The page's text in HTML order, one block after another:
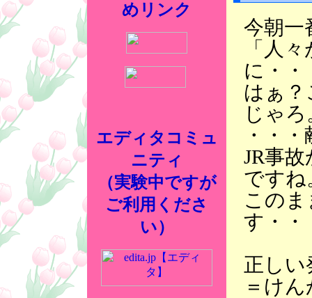
めリンク
エディタコミュ
ニティ
（実験中ですが
ご利用くださ
い）
今朝一
「人
に・・
はぁ
じゃろ
・・
JR事
ですね
この
す・・
正しい
＝けん